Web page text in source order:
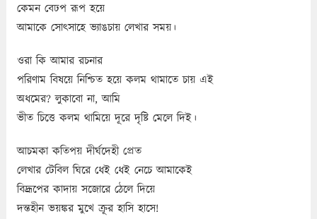
কেমন বেঢপ রূপ হয়ে
আমাকে সোৎসাহে ভ্যাঙচায় লেখার সময়।
ওরা কি আমার রচনার
পরিণাম বিষয়ে নিশ্চিত হয়ে কলম থামাতে চায় এই
অধমের? লুকাবো না, আমি
ভীত চিত্তে কলম থামিয়ে দূরে দৃষ্টি মেলে দিই।
আচমকা কতিপয় দীর্ঘদেহী প্রেত
লেখার টেবিল ঘিরে ধেই ধেই নেচে আমাকেই
বিদ্রূপের কাদায় সজোরে ঠেলে দিয়ে
দন্তহীন ভয়ঙ্কর মুখে ক্রূর হাসি হাসে!